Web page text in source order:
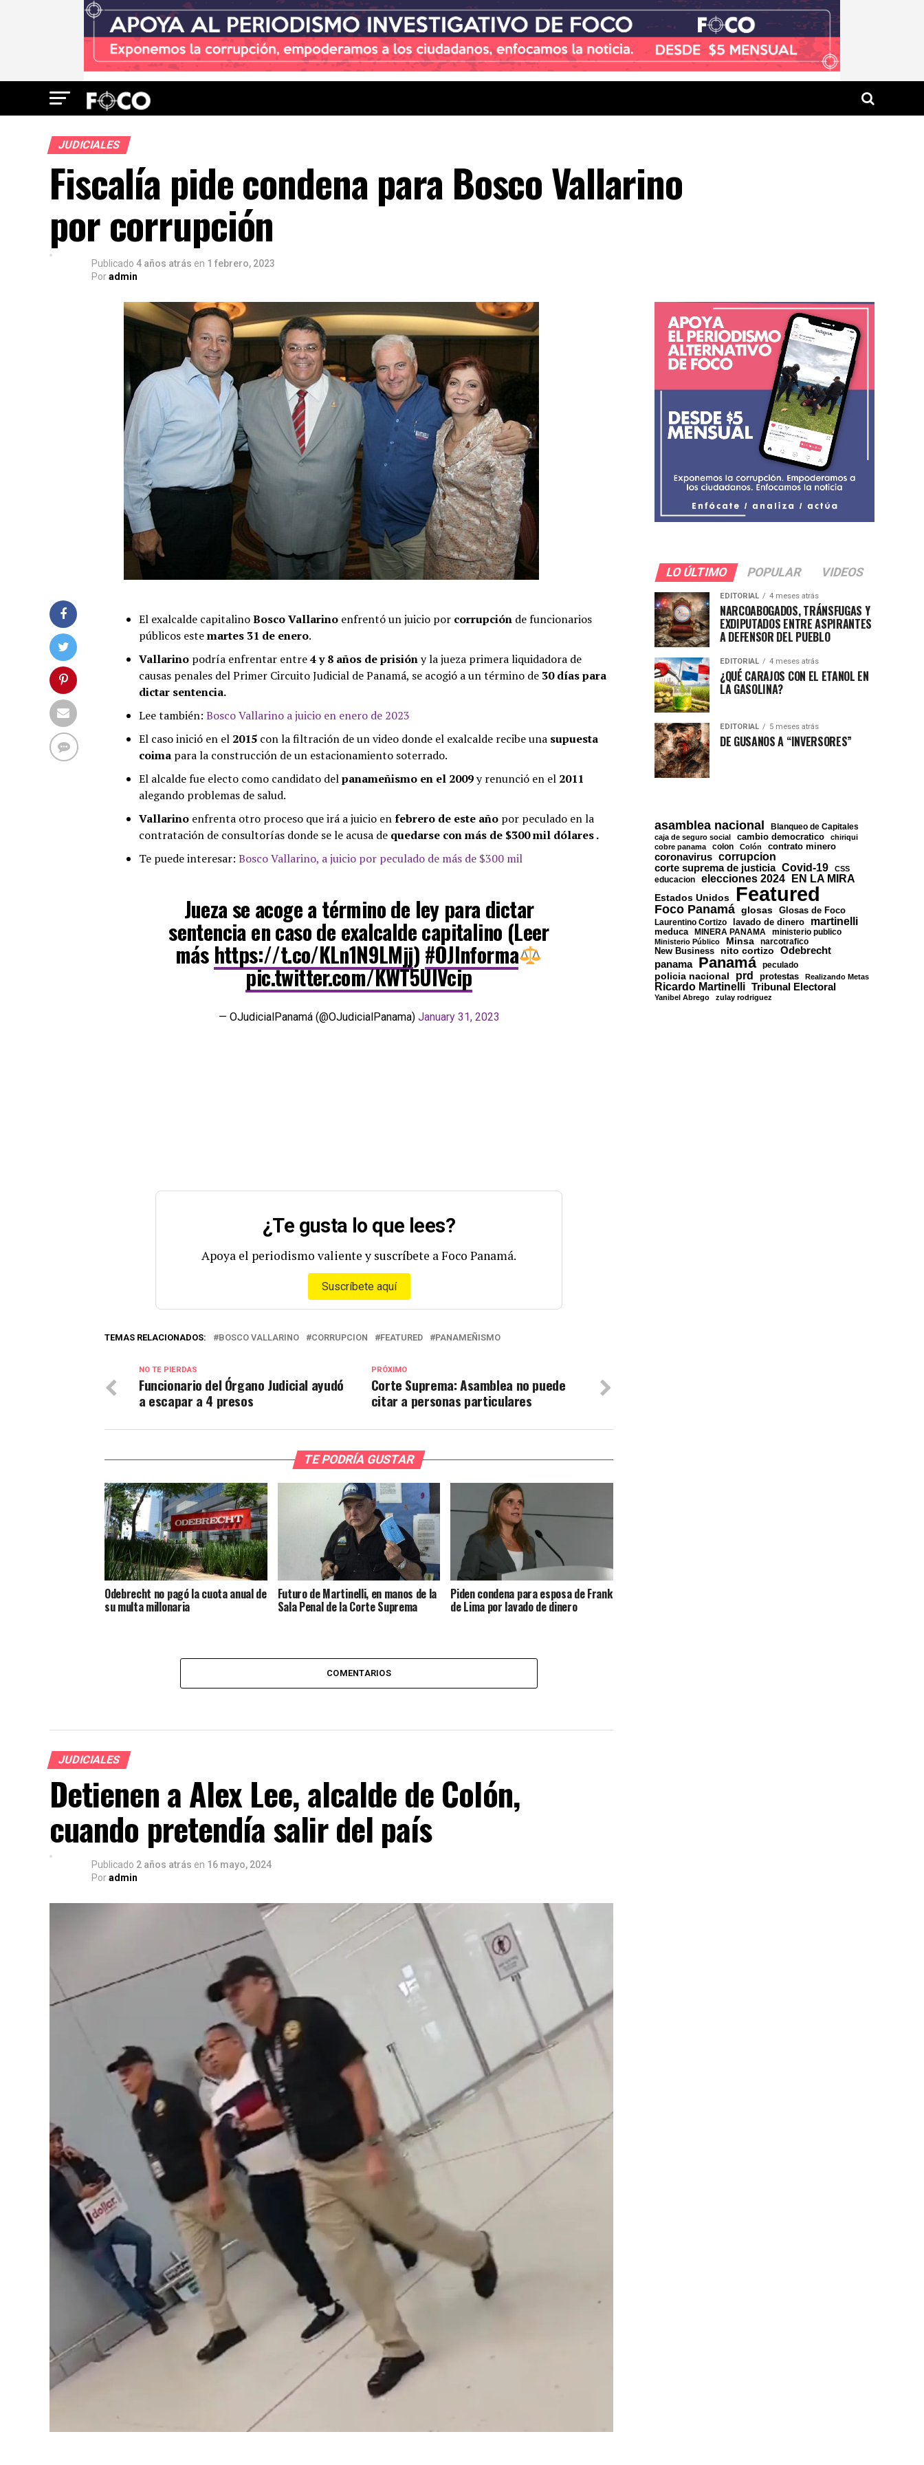
JUDICIALES
Fiscalía pide condena para Bosco Vallarino
por corrupción
Publicado 4 años atrás en 1 febrero, 2023
Poradmin
El exalcalde capitalinoBosco Vallarino enfrentó un juicio por corrupción de funcionarios
públicos estemartes 31 de enero.
Vallarino podría enfrentar entre4 y 8 años de prisióny la jueza primera liquidadora de
causas penales del Primer Circuito Judicial de Panamá, se acogió a un término de 30 días para
dictar sentencia.
Lee también: Bosco Vallarino a juicio en enero de 2023
El caso inició en el 2015 con la filtración de un video donde el exalcalde recibe una supuesta
coima para la construcción de un estacionamiento soterrado.
El alcalde fue electo como candidato delpanameñismo en el 2009y renunció en el 2011
alegando problemas de salud.
Vallarino enfrenta otro proceso que irá a juicio enfebrero de este año por peculado en la
contratación de consultorías donde se le acusa de quedarse con más de $300 mil dólares .
Te puede interesar: Bosco Vallarino, a juicio por peculado de más de $300 mil
Jueza se acoge a término de ley para dictar
sentencia en caso de exalcalde capitalino (Leer
más https://t.co/KLn1N9LMjj) #OJInforma
pic.twitter.com/KWT5UlVcip
— OJudicialPanamá (@OJudicialPanama) January 31, 2023
¿Te gusta lo que lees?
Apoya el periodismo valiente y suscríbete a Foco Panamá.
Suscríbete aquí
TEMAS RELACIONADOS: BOSCO VALLARINO CORRUPCION FEATURED PANAMEÑISMO
PRÓXIMO
Corte Suprema: Asamblea no puede
citar a personas particulares
NO TE PIERDAS
Funcionario del Órgano Judicial ayudó
a escapar a 4 presos
TE PODRÍA GUSTAR
Odebrecht no pagó la cuota anual de
su multa millonaria
Futuro de Martinelli, en manos de la
Sala Penal de la Corte Suprema
Piden condena para esposa de Frank
de Lima por lavado de dinero
COMENTARIOS
JUDICIALES
Detienen a Alex Lee, alcalde de Colón,
cuando pretendía salir del país
Publicado 2 años atrás en 16 mayo, 2024
Poradmin
LO ÚLTIMO POPULAR VIDEOS
EDITORIAL 4 meses atrás
NARCOABOGADOS, TRÁNSFUGAS Y
EXDIPUTADOS ENTRE ASPIRANTES
A DEFENSOR DEL PUEBLO
EDITORIAL 4 meses atrás
¿QUÉ CARAJOS CON EL ETANOL EN
LA GASOLINA?
EDITORIAL 5 meses atrás
DE GUSANOS A “INVERSORES”
asamblea nacional Blanqueo de Capitales
caja de seguro social cambio democratico
chiriqui
cobre panama
colon Colón contrato minero
coronavirus corrupcion
corte suprema de justicia Covid-19 CSS
educacion elecciones 2024 EN LA MIRA
Estados Unidos Featured
Foco Panamá glosas Glosas de Foco
Laurentino Cortizo lavado de dinero martinelli
meduca MINERA PANAMA ministerio publico
Ministerio Público Minsa
narcotrafico
New Business
nito cortizo Odebrecht
panama Panamá peculado
policia nacional prd protestas Realizando Metas
Ricardo Martinelli Tribunal Electoral
Yanibel Abrego zulay rodriguez